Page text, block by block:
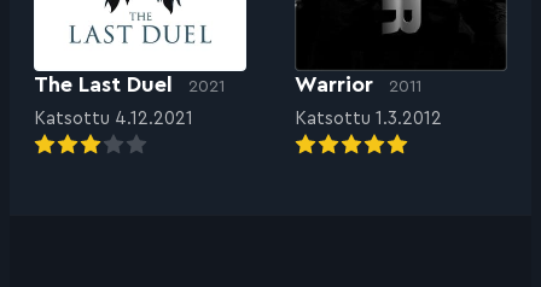
The Last Duel 2021
Katsottu 4.12.2021
Warrior 2011
Katsottu 1.3.2012